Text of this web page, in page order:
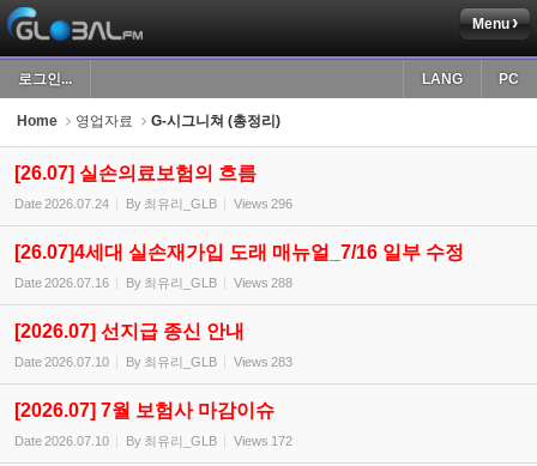
Menu
로그인... PC
LANG
Home 영업자료 G-시그니쳐 (총정리)
[26.07] 실손의료보험의 흐름
Date2026.07.24 By 최유리_GLB Views 296
[26.07]4세대 실손재가입 도래 매뉴얼_7/16 일부 수정
Date2026.07.16 By 최유리_GLB Views 288
[2026.07] 선지급 종신 안내
Date2026.07.10 By 최유리_GLB Views 283
[2026.07] 7월 보험사 마감이슈
Date2026.07.10 By 최유리_GLB Views 172
Sketchbook5, 스케치북5
Sketchbook5, 스케치북5